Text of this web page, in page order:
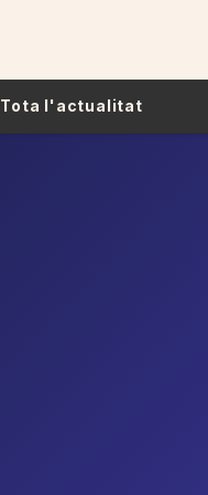
Tota l'actualitat